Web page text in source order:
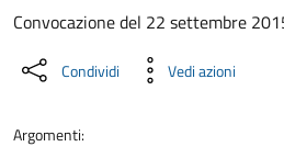
???portal.DettaglioConvocazione???
Convocazione del 22 settembre
Condividi Vedi azioni
Argomenti: